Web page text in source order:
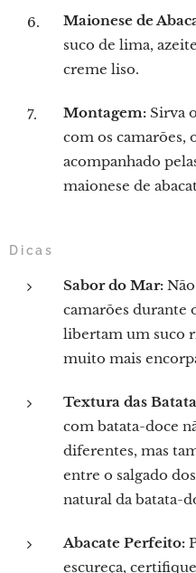
Maionese de
suco de lima,
creme liso.
Montagem: Sirva
com os camarões,
acompanhado
maionese de
Dicas
Sabor do Mar:
camarões durante
libertam um suco
muito mais
Textura das
com batata-doce
diferentes, mas
entre o salgado
natural da batata-
Abacate Perfeito:
escureça,